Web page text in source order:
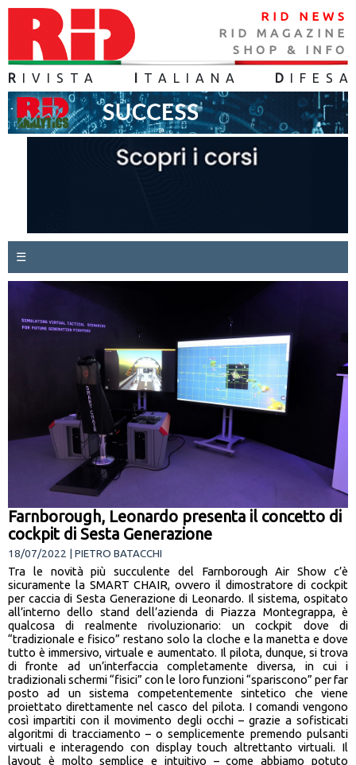
RID NEWS
RID MAGAZINE
SHOP & INFO
R IVISTA TALIANA D IFES A
☰
Farnborough, Leonardo presenta il concetto di
cockpit di Sesta Generazione
18/07/2022 | PIETRO BATACCHI
Tra le novità più succulente del Farnborough Air Show c’è
sicuramente la SMART CHAIR, ovvero il dimostratore di cockpit
per caccia di Sesta Generazione di Leonardo. Il sistema, ospitato
all’interno dello stand dell’azienda di Piazza Montegrappa, è
qualcosa di realmente rivoluzionario: un cockpit dove di
“tradizionale e fisico” restano solo la cloche e la manetta e dove
tutto è immersivo, virtuale e aumentato. Il pilota, dunque, si trova
di fronte ad un’interfaccia completamente diversa, in cui i
tradizionali schermi “fisici” con le loro funzioni “spariscono” per far
posto ad un sistema competentemente sintetico che viene
proiettato direttamente nel casco del pilota. I comandi vengono
così impartiti con il movimento degli occhi – grazie a sofisticati
algoritmi di tracciamento – o semplicemente premendo pulsanti
virtuali e interagendo con display touch altrettanto virtuali. Il
layout è molto semplice e intuitivo – come abbiamo potuto